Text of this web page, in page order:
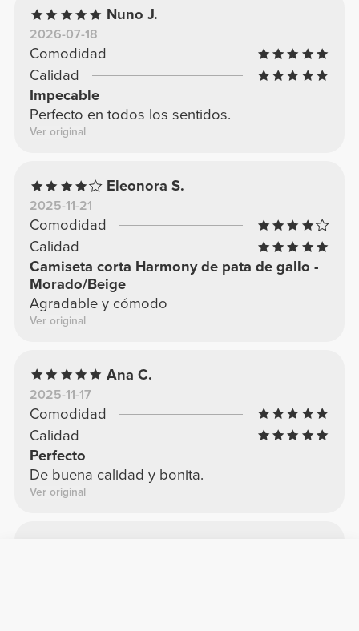
Nuno J.
2026-07-18
Comodidad
Calidad
Impecable
Perfecto en todos los sentidos.
Ver original
Eleonora S.
2025-11-21
Comodidad
Calidad
Camiseta corta Harmony de pata de gallo -
Morado/Beige
Agradable y cómodo
Ver original
Ana C.
2025-11-17
Comodidad
Calidad
Perfecto
De buena calidad y bonita.
Ver original